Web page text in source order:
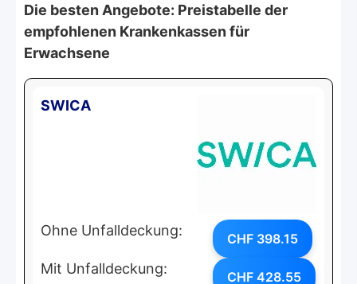
Die besten Angebote: Preistabelle der
empfohlenen Krankenkassen für
Erwachsene
SWICA
Ohne Unfalldeckung: CHF 398.15
Mit Unfalldeckung: CHF 428.55